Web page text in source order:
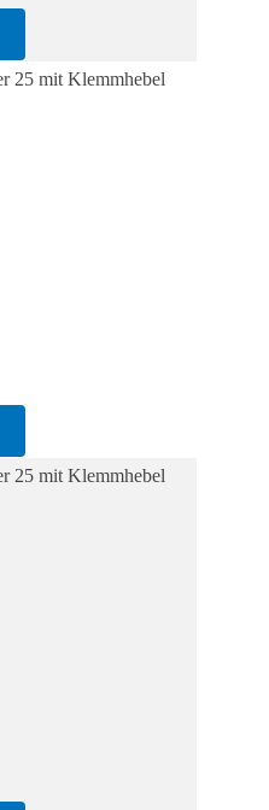
25 mit Klemmhebel
25 mit Klemmhebel